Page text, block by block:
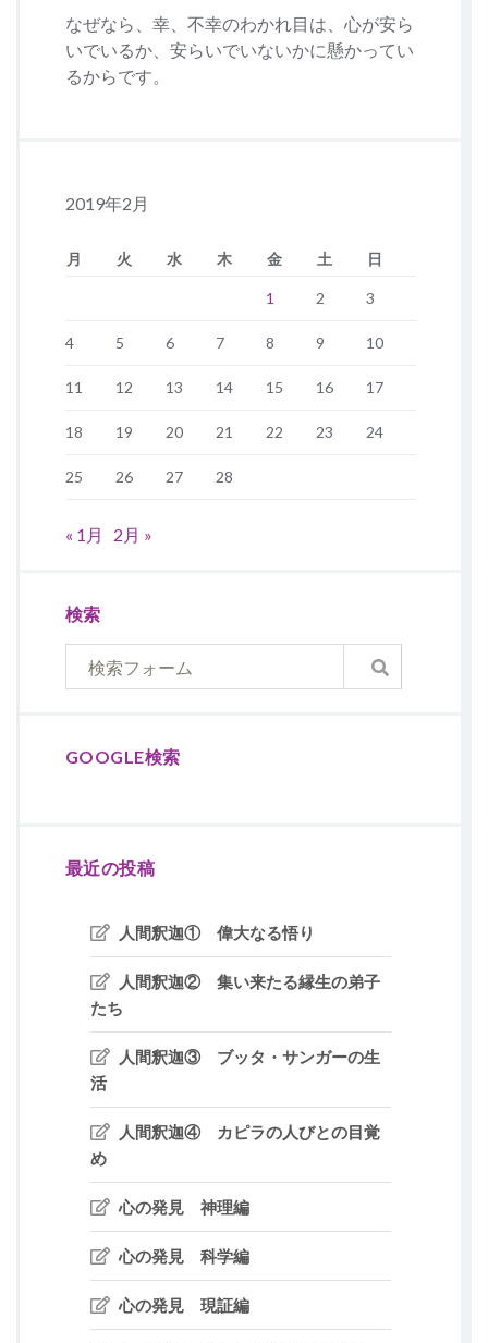
なぜなら、幸、不幸のわかれ目は、心が安ら
いでいるか、安らいでいないかに懸かってい
るからです。
2019年2月
月 火 水 木 金 土 日
1 2 3
4 5 6 7 8 9 10
11 12 13 14 15 16 17
18 19 20 21 22 23 24
25 26 27 28
« 1月 2月 »
検索
GOOGLE検索
最近の投稿
人間釈迦① 偉大なる悟り
人間釈迦② 集い来たる縁生の弟子
たち
人間釈迦③ ブッタ・サンガーの生
活
人間釈迦④ カピラの人びとの目覚
め
心の発見 神理編
心の発見 科学編
心の発見 現証編